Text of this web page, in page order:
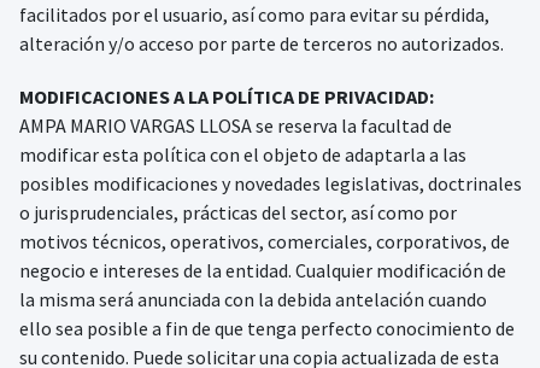
facilitados por el usuario, así como para evitar su pérdida,
alteración y/o acceso por parte de terceros no autorizados.
MODIFICACIONES A LA POLÍTICA DE PRIVACIDAD:
AMPA MARIO VARGAS LLOSA se reserva la facultad de
modificar esta política con el objeto de adaptarla a las
posibles modificaciones y novedades legislativas, doctrinales
o jurisprudenciales, prácticas del sector, así como por
motivos técnicos, operativos, comerciales, corporativos, de
negocio e intereses de la entidad. Cualquier modificación de
la misma será anunciada con la debida antelación cuando
ello sea posible a fin de que tenga perfecto conocimiento de
su contenido. Puede solicitar una copia actualizada de esta